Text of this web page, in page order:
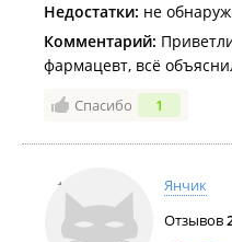
Недостатки: не
Комментарий:
фармацевт, всё
Спасибо 1
Янчик
Отзывов